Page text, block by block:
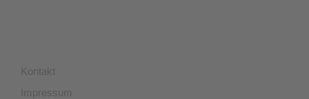
Kontakt
Impressum